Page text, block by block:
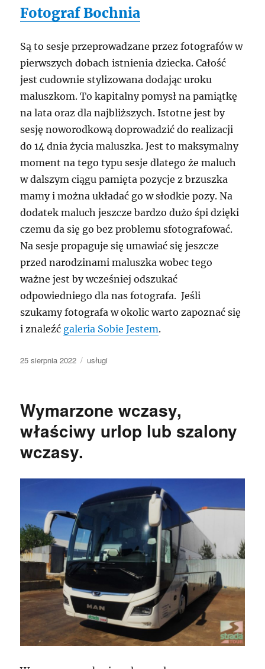
Fotograf Bochnia
Są to sesje przeprowadzane przez fotografów w
pierwszych dobach istnienia dziecka. Całość
jest cudownie stylizowana dodając uroku
maluszkom. To kapitalny pomysł na pamiątkę
na lata oraz dla najbliższych. Istotne jest by
sesję noworodkową doprowadzić do realizacji
do 14 dnia życia maluszka. Jest to maksymalny
moment na tego typu sesje dlatego że maluch
w dalszym ciągu pamięta pozycje z brzuszka
mamy i można układać go w słodkie pozy. Na
dodatek maluch jeszcze bardzo dużo śpi dzięki
czemu da się go bez problemu sfotografować.
Na sesje propaguje się umawiać się jeszcze
przed narodzinami maluszka wobec tego
ważne jest by wcześniej odszukać
odpowiedniego dla nas fotografa. Jeśli
szukamy fotografa w okolic warto zapoznać się
i znaleźć galeria Sobie Jestem.
Data
25 sierpnia 2022 Kategorie
usługi
Wymarzone wczasy,
właściwy urlop lub szalony
wczasy.